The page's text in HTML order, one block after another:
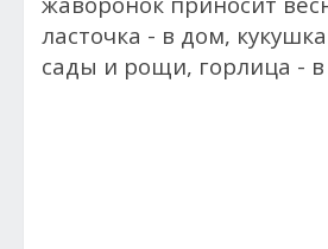
ласточка - в дом,
сады и рощи, горлица - в